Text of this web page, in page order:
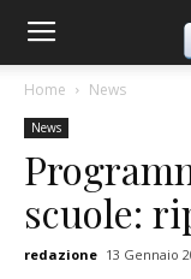
Home News
News
scuole:
redazione 13 Gennaio